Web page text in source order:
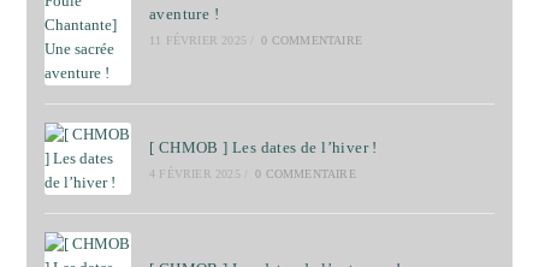
aventure !
11 FÉVRIER 2025 0 COMMENTAIRE
[ CHMOB ] Les dates de l’hiver !
4 FÉVRIER 2025 0 COMMENTAIRE